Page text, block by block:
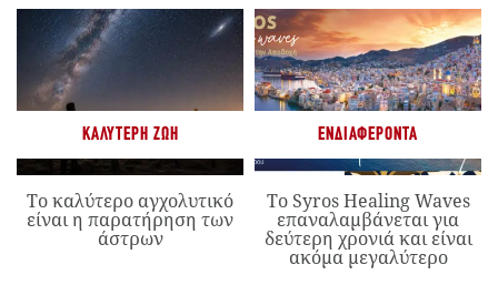
ΚΑΛΎΤΕΡΗ ΖΩΉ
Το καλύτερο αγχολυτικό
είναι η παρατήρηση των
άστρων
ΕΝΔΙΑΦΈΡΟΝΤΑ
Το Syros Healing Waves
επαναλαμβάνεται για
δεύτερη χρονιά και είναι
ακόμα μεγαλύτερο